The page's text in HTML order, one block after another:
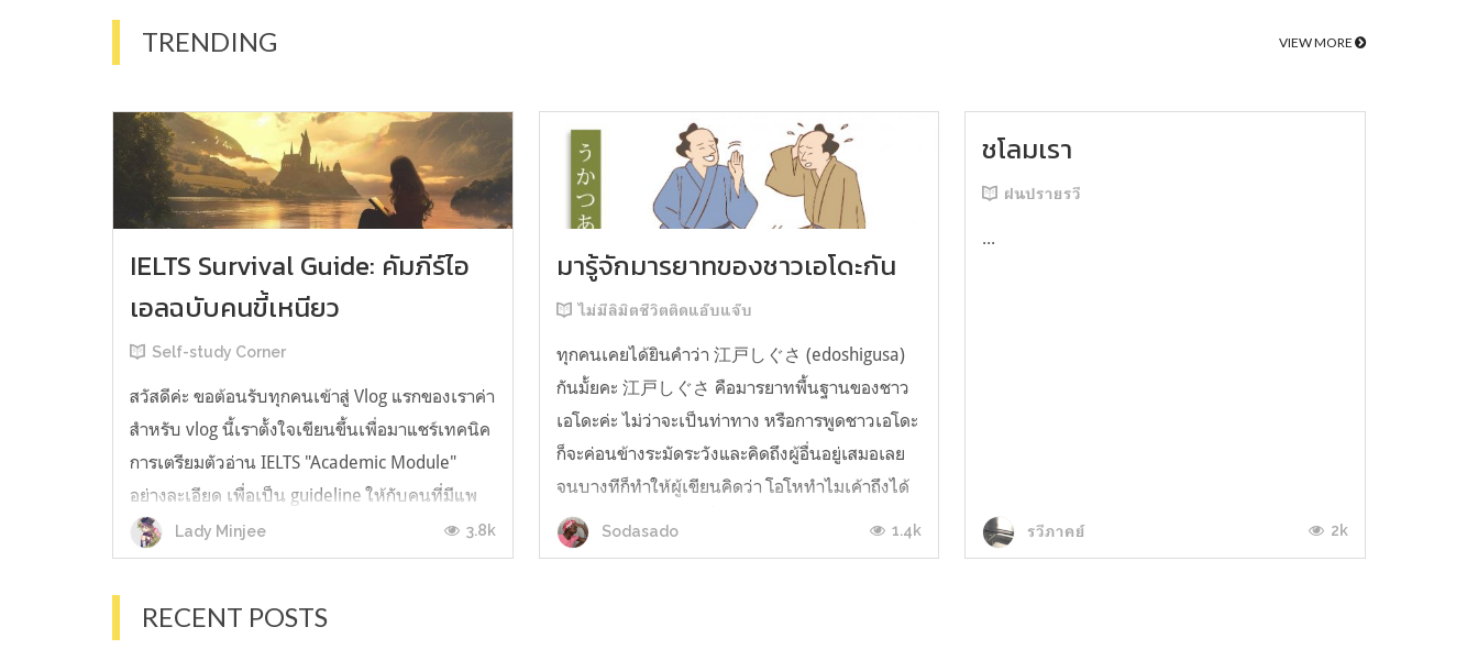
TRENDING VIEW MORE
IELTS Survival Guide: คัมภีร์ไอ
เอลฉบับคนขี้เหนียว
Self-study Corner
สวัสดีค่ะ ขอต้อนรับทุกคนเข้าสู่ Vlog แรกของเราค่า
สำหรับ vlog นี้เราตั้งใจเขียนขึ้นเพื่อมาแชร์เทคนิค
การเตรียมตัวอ่าน IELTS "Academic Module"
อย่างละเอียด เพื่อเป็น guideline ให้กับคนที่มีแพ
ลนจะสอบแต่ไม่รู้ต้องเริ่มตรงไหน หรืออยากจะได้
ข้อมูลเพิ่มเติมมาเสริมความมั่นใจจากที่ตัวเองเรียน
Lady Minjee 3.8k
มารู้จักมารยาทของชาวเอโดะกัน
ไม่มีลิมิตชีวิตติดแอ๊บแจ๊บ
ทุกคนเคยได้ยินคำว่า 江戸しぐさ (edoshigusa)
กันมั้ยคะ 江戸しぐさ คือมารยาทพื้นฐานของชาว
เอโดะค่ะ ไม่ว่าจะเป็นท่าทาง หรือการพูดชาวเอโดะ
ก็จะค่อนข้างระมัดระวังและคิดถึงผู้อื่นอยู่เสมอเลย
จนบางทีก็ทำให้ผู้เขียนคิดว่า โอโหทำไมเค้าถึงได้
คิดถึงคนอื่นได้ขนาดนี้นะอยากรู้มั้ยคะว่าชาวเอโดะ
มารยาทดีขนาดไหน มาลองอ่านกันได้เ...
Sodasado 1.4k
ชโลมเรา
ฝนปรายรวี
...
รวีภาคย์ 2k
RECENT POSTS